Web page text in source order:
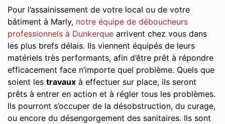
Pour l’assainissement de votre local ou de votre
bâtiment à Marly, notre équipe de déboucheurs
professionnels à Dunkerque arrivent chez vous dans
les plus brefs délais. Ils viennent équipés de leurs
matériels très performants, afin d’être prêt à répondre
efficacement face n’importe quel problème. Quels que
soient les travaux à effectuer sur place, ils seront
prêts à entrer en action et à régler tous les problèmes.
Ils pourront s’occuper de la désobstruction, du curage,
ou encore du désengorgement des sanitaires. Ils sont